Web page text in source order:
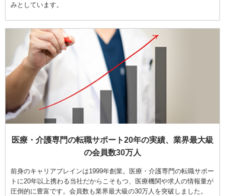
みとしています。
医療・介護専門の転職サポート20年の実績、業界最大級
の会員数30万人
前身のキャリアブレインは1999年創業。医療・介護専門の転職サポー
トに20年以上携わる当社だからこそもつ、医療機関や求人の情報量が
圧倒的に豊富です。会員数も業界最大級の30万人を突破しました。